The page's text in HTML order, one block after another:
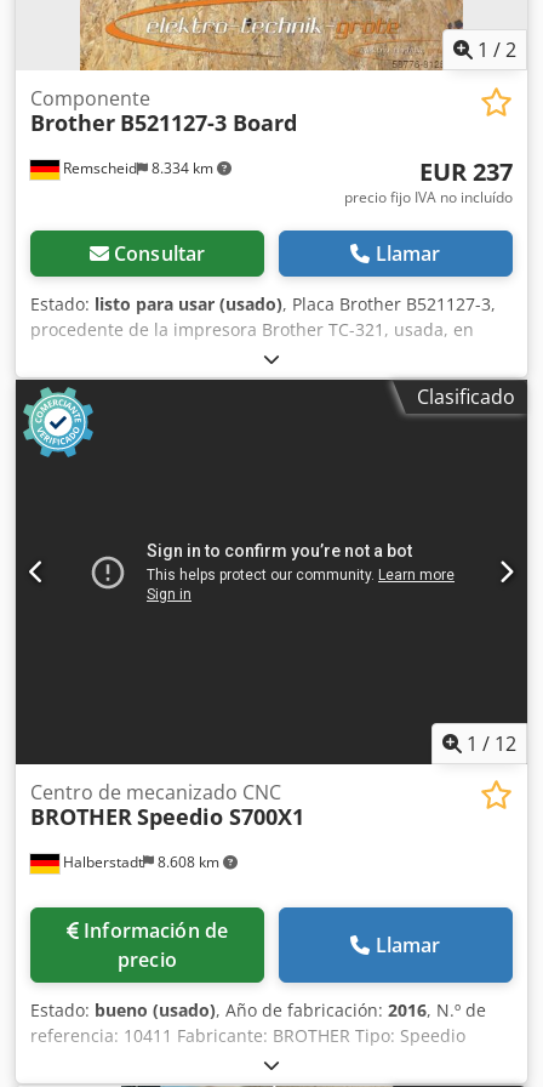
1 /2
Remscheid 8.334 km
Componente
Brother B521127-3 Board
EUR 237
precio fijo IVA no incluído
Consultar Llamar
Estado: listo para usar (usado), Placa Brother B521127-3,
procedente de la impresora Brother TC-321, usada, en
buen estado de conservación, 100 % operativa. Cedoi D Uk
Uepfx Aa Esrf
Clasificado
1 / 12
Halberstadt 8.608 km
Centro de mecanizado CNC
BROTHERSpeedio S700X1
Información de
precio
Llamar
Estado: bueno (usado), Año de fabricación: 2016, N.º de
referencia: 10411 Fabricante: BROTHER Tipo: Speedio
S700X1 Año de fabricación: 2016 Tipo de control: CNC